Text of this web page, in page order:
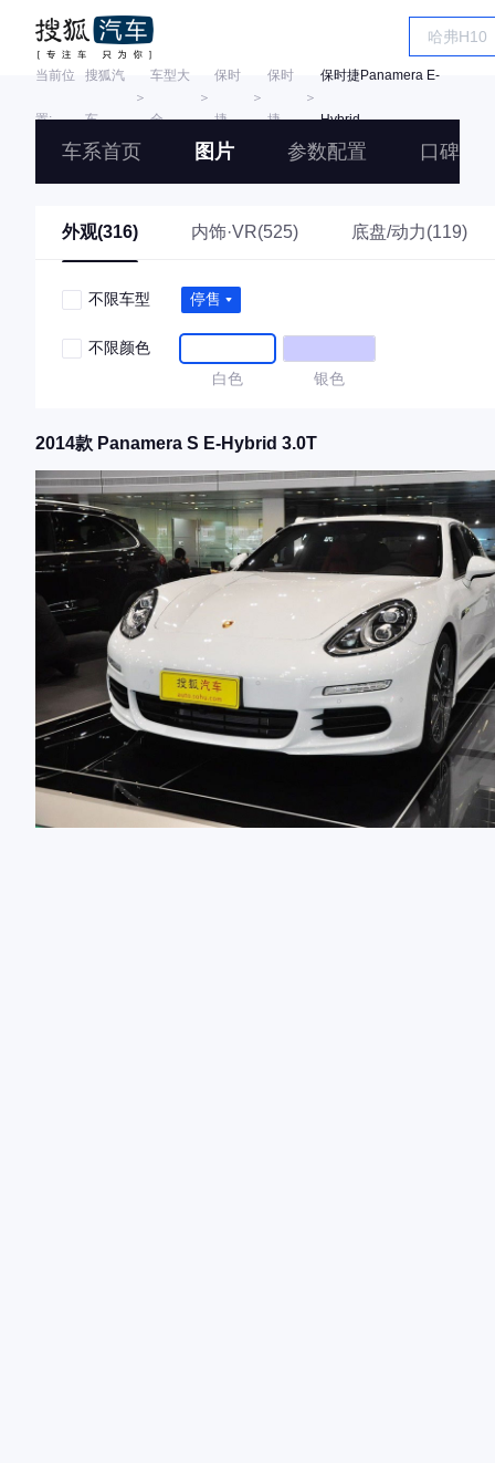
当前位
置:
搜狐汽
车
＞
车型大
全
＞
保时
捷
＞
保时
捷
＞
保时捷Panamera E-
Hybrid
车系首页 图片 参数配置 口碑
外观(316) 内饰·VR(525) 底盘/动力(119)
不限车型 停售
不限颜色
白色
银色
2014款 Panamera S E-Hybrid 3.0T